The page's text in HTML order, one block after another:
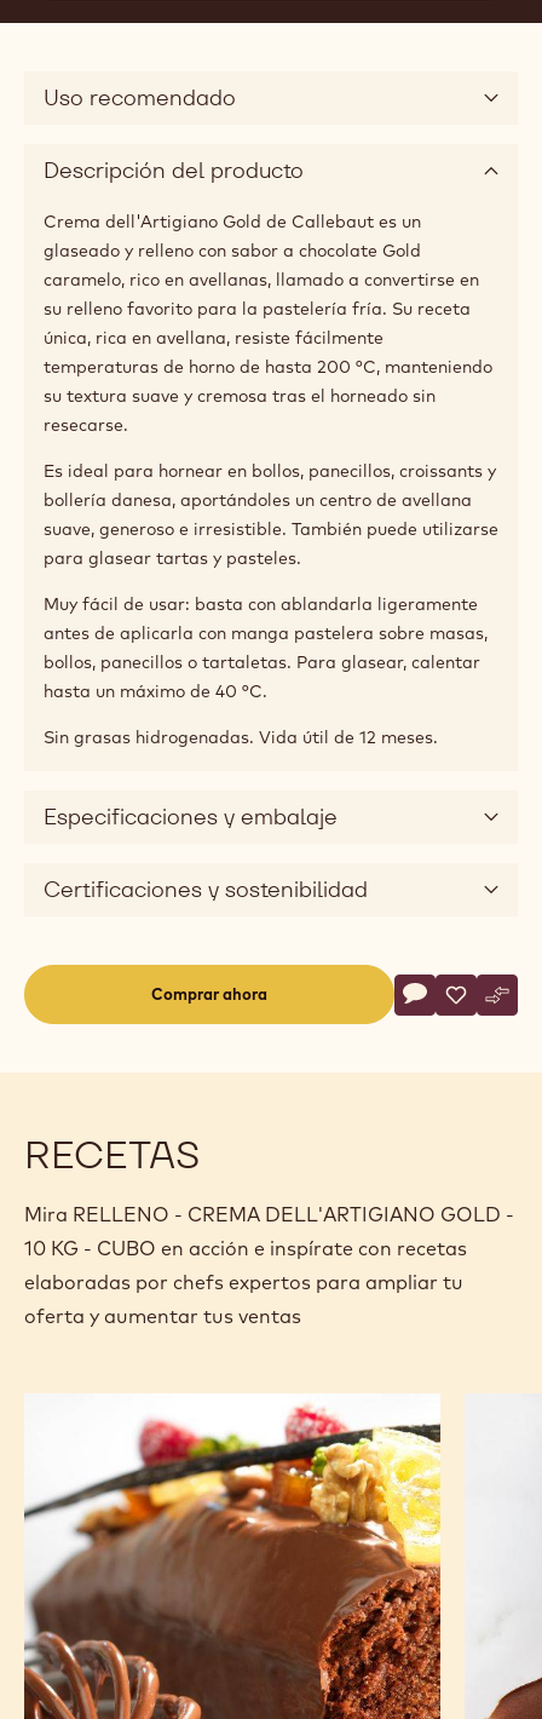
Uso recomendado
Descripción del producto
Crema dell'Artigiano Gold de Callebaut es un
glaseado y relleno con sabor a chocolate Gold
caramelo, rico en avellanas, llamado a convertirse en
su relleno favorito para la pastelería fría. Su receta
única, rica en avellana, resiste fácilmente
temperaturas de horno de hasta 200 °C, manteniendo
su textura suave y cremosa tras el horneado sin
resecarse.
Es ideal para hornear en bollos, panecillos, croissants y
bollería danesa, aportándoles un centro de avellana
suave, generoso e irresistible. También puede utilizarse
para glasear tartas y pasteles.
Muy fácil de usar: basta con ablandarla ligeramente
antes de aplicarla con manga pastelera sobre masas,
bollos, panecillos o tartaletas. Para glasear, calentar
hasta un máximo de 40 °C.
Sin grasas hidrogenadas. Vida útil de 12 meses.
Especificaciones y embalaje
Certificaciones y sostenibilidad
Comprar ahora
Actions
Escriba un
- RELLENO -
Guardar
- -
RECETAS
Mira RELLENO - CREMA DELL'ARTIGIANO GOLD -
10 KG - CUBO en acción e inspírate con recetas
elaboradas por chefs expertos para ampliar tu
oferta y aumentar tus ventas
avellanas
y
cacao